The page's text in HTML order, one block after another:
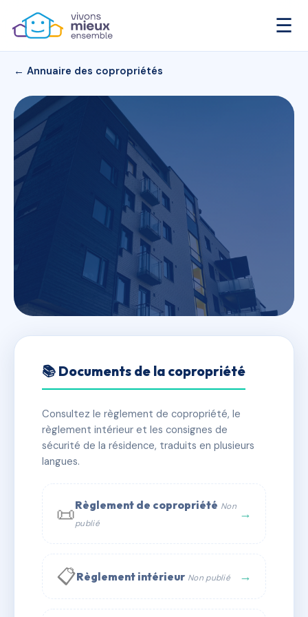
☰
← Annuaire des copropriétés
SDC ANTINEA 1
✓ Immatriculée 🏠 213 lots 🏗 4 bâtiment(s)
📞 Contacter Syndic Digital
📚 Documents de la copropriété
Consultez le règlement de copropriété, le
règlement intérieur et les consignes de
sécurité de la résidence, traduits en plusieurs
langues.
📜Règlement de copropriété Non
publié
→
📋Règlement intérieur Non publié →